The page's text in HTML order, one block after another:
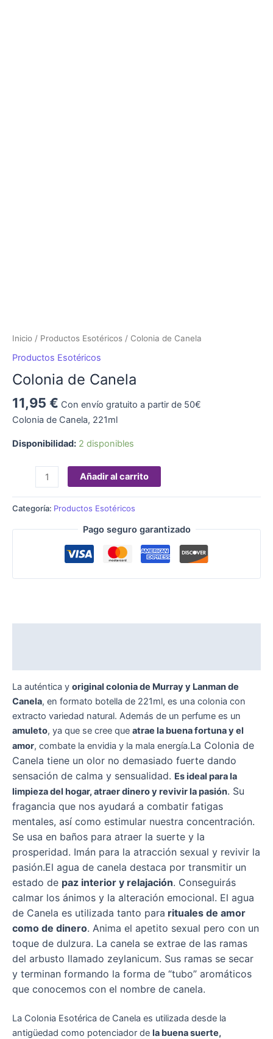
Inicio / Productos Esotéricos / Colonia de Canela
Productos Esotéricos
Colonia de Canela
11,95 € Con envío gratuito a partir de 50€
Colonia de Canela, 221ml
Disponibilidad: 2 disponibles
Añadir al carrito
Categoría: Productos Esotéricos
Pago seguro garantizado
La auténtica y original colonia de Murray y Lanman de
Canela, en formato botella de 221ml, es una colonia con
extracto variedad natural. Además de un perfume es un
amuleto, ya que se cree que atrae la buena fortuna y el
amor, combate la envidia y la mala energía.La Colonia de
Canela tiene un olor no demasiado fuerte dando
sensación de calma y sensualidad. Es ideal para la
limpieza del hogar, atraer dinero y revivir la pasión. Su
fragancia que nos ayudará a combatir fatigas
mentales, así como estimular nuestra concentración.
Se usa en baños para atraer la suerte y la
prosperidad. Imán para la atracción sexual y revivir la
pasión.El agua de canela destaca por transmitir un
estado de paz interior y relajación. Conseguirás
calmar los ánimos y la alteración emocional. El agua
de Canela es utilizada tanto para rituales de amor
como de dinero. Anima el apetito sexual pero con un
toque de dulzura. La canela se extrae de las ramas
del arbusto llamado zeylanicum. Sus ramas se secar
y terminan formando la forma de “tubo” aromáticos
que conocemos con el nombre de canela.
La Colonia Esotérica de Canela es utilizada desde la
antigüedad como potenciador de la buena suerte,